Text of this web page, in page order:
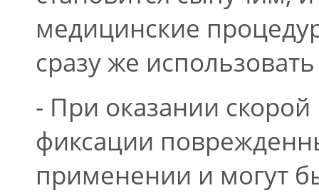
медицинские
сразу же
- При оказании
фиксации
применении и могут